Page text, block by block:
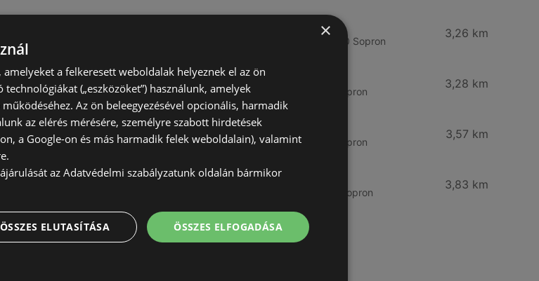
Ágfalvi út 4, 9400, 9400 Sopron
3,26 km
dm
Besenyő u. 23, 9400 Sopron
3,28 km
Vianni
Bánfalvi út 14., 9400 Sopron
3,57 km
Rossmann
Bánfalvi út 6-8., 9400 Sopron
3,83 km
×
a felkeresett weboldalak helyeznek el az ön
(„eszközöket”) használunk, amelyek
Az ön beleegyezésével opcionális, harmadik
az elérés mérésére, személyre szabott hirdetések
a Google-on és más harmadik felek weboldalain), valamint
az Adatvédelmi szabályzatunk oldalán bármikor
ÖSSZES ELFOGADÁSA
ÖSSZES ELUTASÍTÁSA